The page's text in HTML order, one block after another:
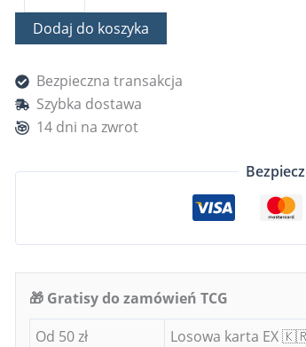
Dodaj do koszyka
Bezpieczna transakcja
Szybka dostawa
14 dni na zwrot
🎁 Gratisy do zamówień TCG
Od 50 zł
Losowa karta EX